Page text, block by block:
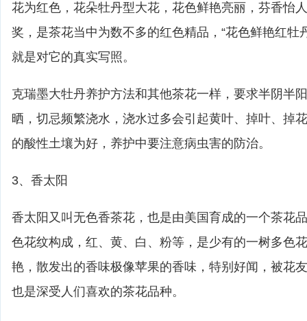
花为红色，花朵牡丹型大花，花色鲜艳亮丽，芬香怡
奖，是茶花当中为数不多的红色精品，“花色鲜艳红牡
就是对它的真实写照。
克瑞墨大牡丹养护方法和其他茶花一样，要求半阴半
晒，切忌频繁浇水，浇水过多会引起黄叶、掉叶、掉
的酸性土壤为好，养护中要注意病虫害的防治。
3、香太阳
香太阳又叫无色香茶花，也是由美国育成的一个茶花
色花纹构成，红、黄、白、粉等，是少有的一树多色
艳，散发出的香味极像苹果的香味，特别好闻，被花
也是深受人们喜欢的茶花品种。